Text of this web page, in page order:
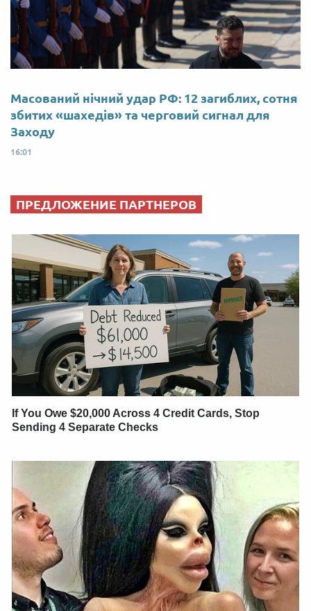
Масований нічний удар РФ: 12 загиблих, сотня
збитих «шахедів» та черговий сигнал для
Заходу
16:01
ПРЕДЛОЖЕНИЕ ПАРТНЕРОВ
If You Owe $20,000 Across 4 Credit Cards, Stop
Sending 4 Separate Checks